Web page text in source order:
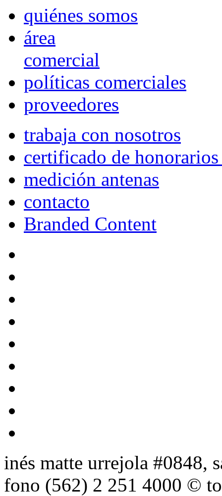
quiénes somos
área
comercial
políticas comerciales
proveedores
trabaja con nosotros
certificado de
medición antenas
contacto
Branded Content
inés matte urrejola #0848,
fono (562) 2 251 4000 ©